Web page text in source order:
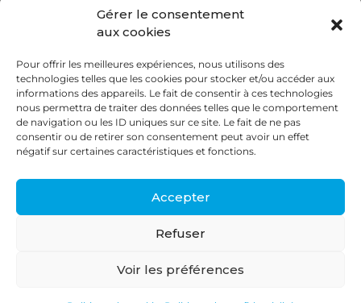
Gérer le consentement
aux cookies
Pour offrir les meilleures expériences, nous utilisons des
technologies telles que les cookies pour stocker et/ou accéder aux
informations des appareils. Le fait de consentir à ces technologies
nous permettra de traiter des données telles que le comportement
de navigation ou les ID uniques sur ce site. Le fait de ne pas
consentir ou de retirer son consentement peut avoir un effet
négatif sur certaines caractéristiques et fonctions.
Accepter
Refuser
Voir les préférences
Trémie mouvante DezaMouv+
Contact
87, rue du Ruisseau
38070 St Quentin Fallavier
contact@deza.fr